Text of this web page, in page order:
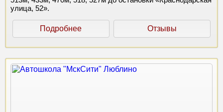
улица, 52».
Подробнее Отзывы